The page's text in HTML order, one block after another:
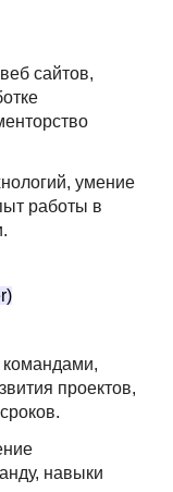
сайтов,
умение
работы в
проектов,
навыки